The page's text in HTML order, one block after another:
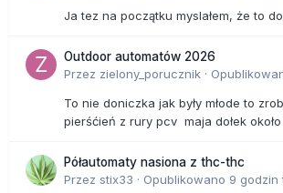
Ja tez na początku myslałem, że to
Outdoor automatów 2026
Przez zielony_porucznik ·
To nie doniczka jak były młode to
pierśćień z rury pcv maja dołek
Półautomaty nasiona z thc-thc
Przez stix33 · Opublikowano 9 godzin